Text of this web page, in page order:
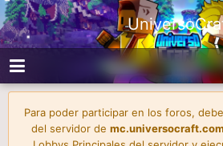
Para poder participar en los foros,
del servidor de mc.universocraft.com